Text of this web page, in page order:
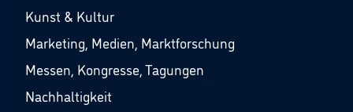
Kunst & Kultur
Marketing, Medien, Marktforschung
Messen, Kongresse, Tagungen
Nachhaltigkeit